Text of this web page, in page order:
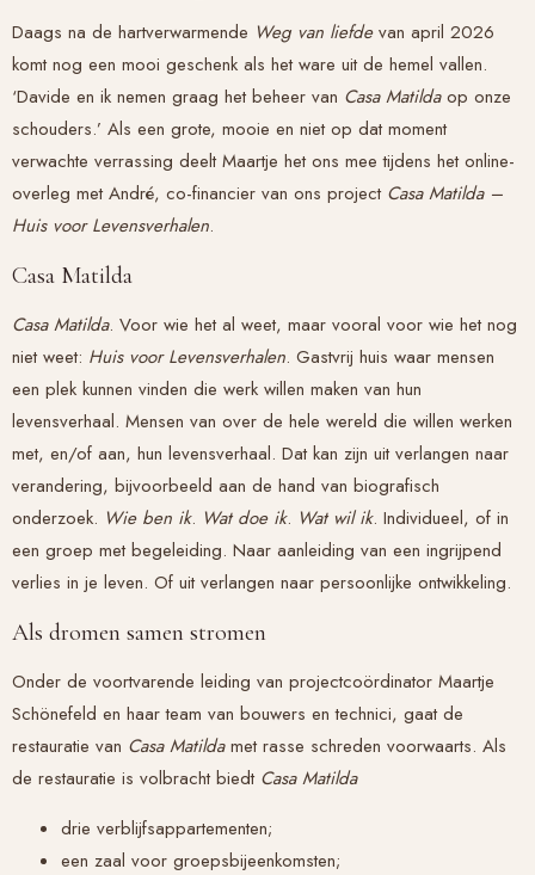
Daags na de hartverwarmende Weg van liefdevan april 2026
komt nog een mooi geschenk als het ware uit de hemel vallen.
‘Davide en ik nemen graag het beheer van Casa Matildaop onze
schouders.’ Als een grote, mooie en niet op dat moment
verwachte verrassing deelt Maartje het ons mee tijdens het online-
overleg met André, co-financier van ons project Casa Matilda –
Huis voor Levensverhalen.
Casa Matilda
Casa Matilda. Voor wie het al weet, maar vooral voor wie het nog
niet weet: Huis voor Levensverhalen. Gastvrij huis waar mensen
een plek kunnen vinden die werk willen maken van hun
levensverhaal. Mensen van over de hele wereld die willen werken
met, en/of aan, hun levensverhaal. Dat kan zijn uit verlangen naar
verandering, bijvoorbeeld aan de hand van biografisch
onderzoek. Wie ben ik. Wat doe ik. Wat wil ik. Individueel, of in
een groep met begeleiding. Naar aanleiding van een ingrijpend
verlies in je leven. Of uit verlangen naar persoonlijke ontwikkeling.
Als dromen samen stromen
Onder de voortvarende leiding van projectcoördinator Maartje
Schönefeld en haar team van bouwers en technici, gaat de
restauratie van Casa Matildamet rasse schreden voorwaarts. Als
de restauratie is volbracht biedt Casa Matilda
drie verblijfsappartementen;
een zaal voor groepsbijeenkomsten;